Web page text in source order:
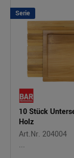
Serie
10 Stück
Holz
Art.Nr. 204004
...